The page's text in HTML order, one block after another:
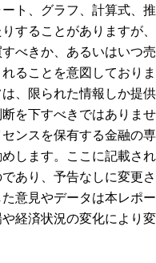
ト、グラフ、計算式、推
することがありますが、
べきか、あるいはいつ売
ることを意図しておりま
、限られた情報しか提供
を下すべきではありませ
ンスを保有する金融の専
します。ここに記載され
あり、予告なしに変更さ
意見やデータは本レポー
経済状況の変化により変